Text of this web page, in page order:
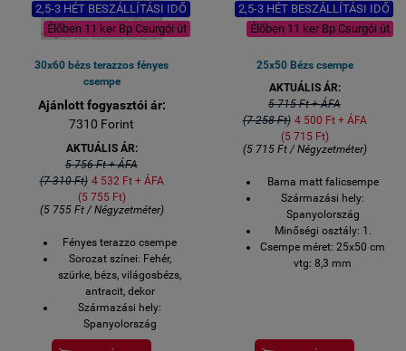
2,5-3 HÉT BESZÁLLÍTÁSI IDŐ
Élőben 11 ker Bp Csurgói út
30x60 bézs terazzos fényes
csempe
Ajánlott fogyasztói ár:
7310 Forint
AKTUÁLIS ÁR:
5 756 Ft + ÁFA
(7 310 Ft) 4 532 Ft + ÁFA
(5 755 Ft)
(5 755 Ft / Négyzetméter)
Fényes terazzo csempe
Sorozat színei: Fehér,
szürke, bézs, világosbézs,
antracit, dekor
Származási hely:
Spanyolország
Minőségi osztály: 1.
2,5-3 HÉT BESZÁLLÍTÁSI IDŐ
Élőben 11 ker Bp Csurgói út
25x50 Bézs csempe
AKTUÁLIS ÁR:
5 715 Ft + ÁFA
(7 258 Ft) 4 500 Ft + ÁFA
(5 715 Ft)
(5 715 Ft / Négyzetméter)
Barna matt falicsempe
Származási hely:
Spanyolország
Minőségi osztály: 1.
Csempe méret: 25x50 cm
vtg: 8,3 mm
Kiszerelés súly: 21,38 kg